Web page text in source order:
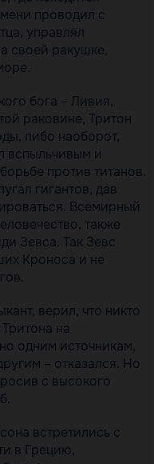
проводил с
управлял
своей ракушке,
бога – Ливия,
раковине, Тритон
либо наоборот,
вспыльчивым и
против титанов.
гигантов, дав
Всемирный
также
Зевса. Так Зевс
Кроноса и не
верил, что никто
на
одним источникам,
– отказался. Но
с высокого
встретились с
в Грецию,